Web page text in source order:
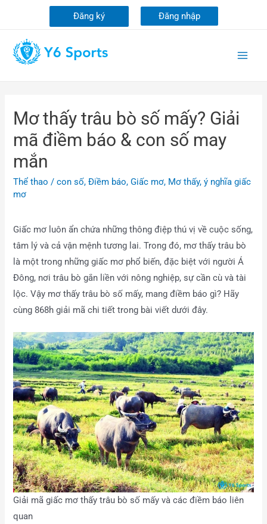
Đăng ký Đăng nhập
Mơ thấy trâu bò số mấy? Giải
mã điềm báo & con số may
mắn
Thể thao /con số,Điềm báo,Giấc mơ, Mơ thấy,ý nghĩa giấc
mơ
Giấc mơ luôn ẩn chứa những thông điệp thú vị về cuộc sống,
tâm lý và cả vận mệnh tương lai. Trong đó, mơ thấy trâu bò
là một trong những giấc mơ phổ biến, đặc biệt với người Á
Đông, nơi trâu bò gắn liền với nông nghiệp, sự cần cù và tài
lộc. Vậy mơ thấy trâu bò số mấy, mang điềm báo gì? Hãy
cùng 868h giải mã chi tiết trong bài viết dưới đây.
Giải mã giấc mơ thấy trâu bò số mấy và các điềm báo liên
quan